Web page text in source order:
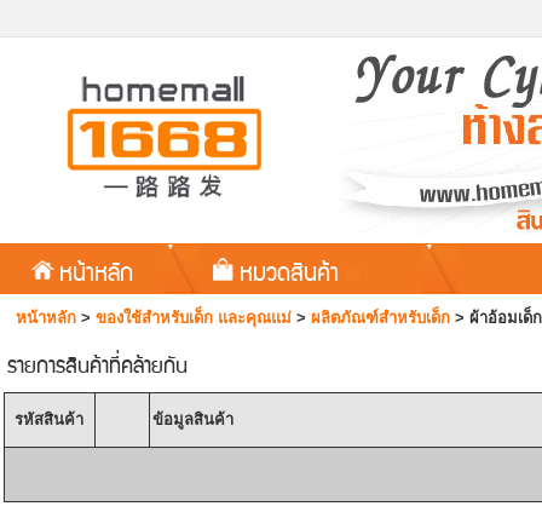
หน้าหลัก หมวดสินค้า
หน้าหลัก > ของใช้สำหรับเด็ก และคุณแม่ > ผลิตภัณฑ์สำหรับเด็ก > ผ้าอ้อมเด็ก
รายการสินค้าที่คล้ายกัน
รหัสสินค้า ข้อมูลสินค้า